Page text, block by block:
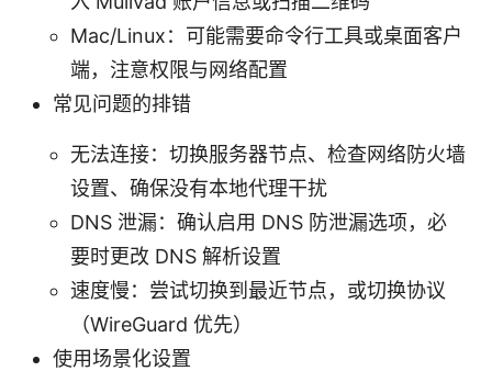
Mac/Linux：可能需要命令行工具或桌面客户
端，注意权限与网络配置
常见问题的排错
无法连接：切换服务器节点、检查网络防火墙
设置、确保没有本地代理干扰
DNS 泄漏：确认启用 DNS 防泄漏选项，必
要时更改 DNS 解析设置
速度慢：尝试切换到最近节点，或切换协议
（WireGuard 优先）
使用场景化设置